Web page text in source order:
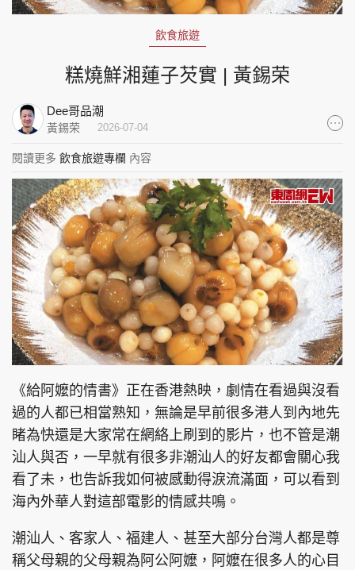
集團旗下品牌
東周刊 cazbuyer 東Touch
PCM 電腦廣場 星島頭條 星島日報
親子王 Oh!爸媽 JobMarket
頭條搵工 EDUPLUS
飲食旅遊
糕燒鮮湘蓮子芡實 | 黃錫荣
Dee哥品潮
黃錫荣 2026-07-04
閱讀更多 飲食旅遊專欄 內容
《給阿嬤的情書》正在香港熱映，劇情在看過與沒看
過的人都已相當熟知，無論是早前很多港人到內地先
睹為快還是大家常在網絡上刷到的影片，也不管是潮
汕人與否，一早就有很多非潮汕人的好友都會關心我
看了未，也告訴我如何被感動得淚流滿面，可以看到
海內外華人對這部電影的情感共鳴。
潮汕人、客家人、福建人、甚至大部分台灣人都是尊
稱父母親的父母親為阿公阿嬤，阿嬤在很多人的心目